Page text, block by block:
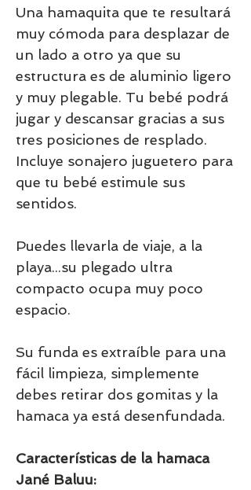
Una hamaquita que te resultará
muy cómoda para desplazar de
un lado a otro ya que su
estructura es de aluminio ligero
y muy plegable. Tu bebé podrá
jugar y descansar gracias a sus
tres posiciones de resplado.
Incluye sonajero juguetero para
que tu bebé estimule sus
sentidos.
Puedes llevarla de viaje, a la
playa...su plegado ultra
compacto ocupa muy poco
espacio.
Su funda es extraíble para una
fácil limpieza, simplemente
debes retirar dos gomitas y la
hamaca ya está desenfundada.
Características de la hamaca
Jané Baluu: